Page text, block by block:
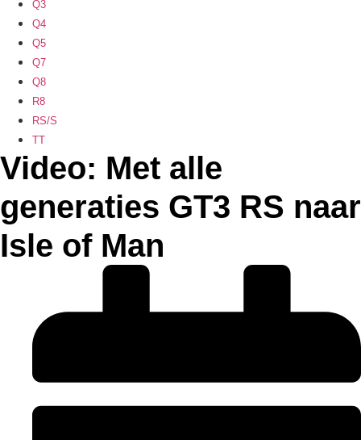
Q3
Q4
Q5
Q7
Q8
R8
RS/S
TT
Video: Met alle
generaties GT3 RS naar
Isle of Man